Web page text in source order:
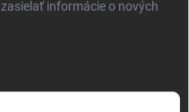
informácie o nových